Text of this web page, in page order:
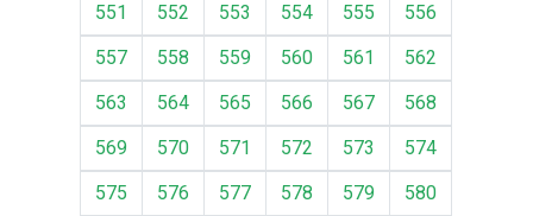
551
552 553 554 555
556
557
558 559 560 561
562
563
564 565 566 567
568
569
570 571 572 573
574
575
576 577 578 579
580